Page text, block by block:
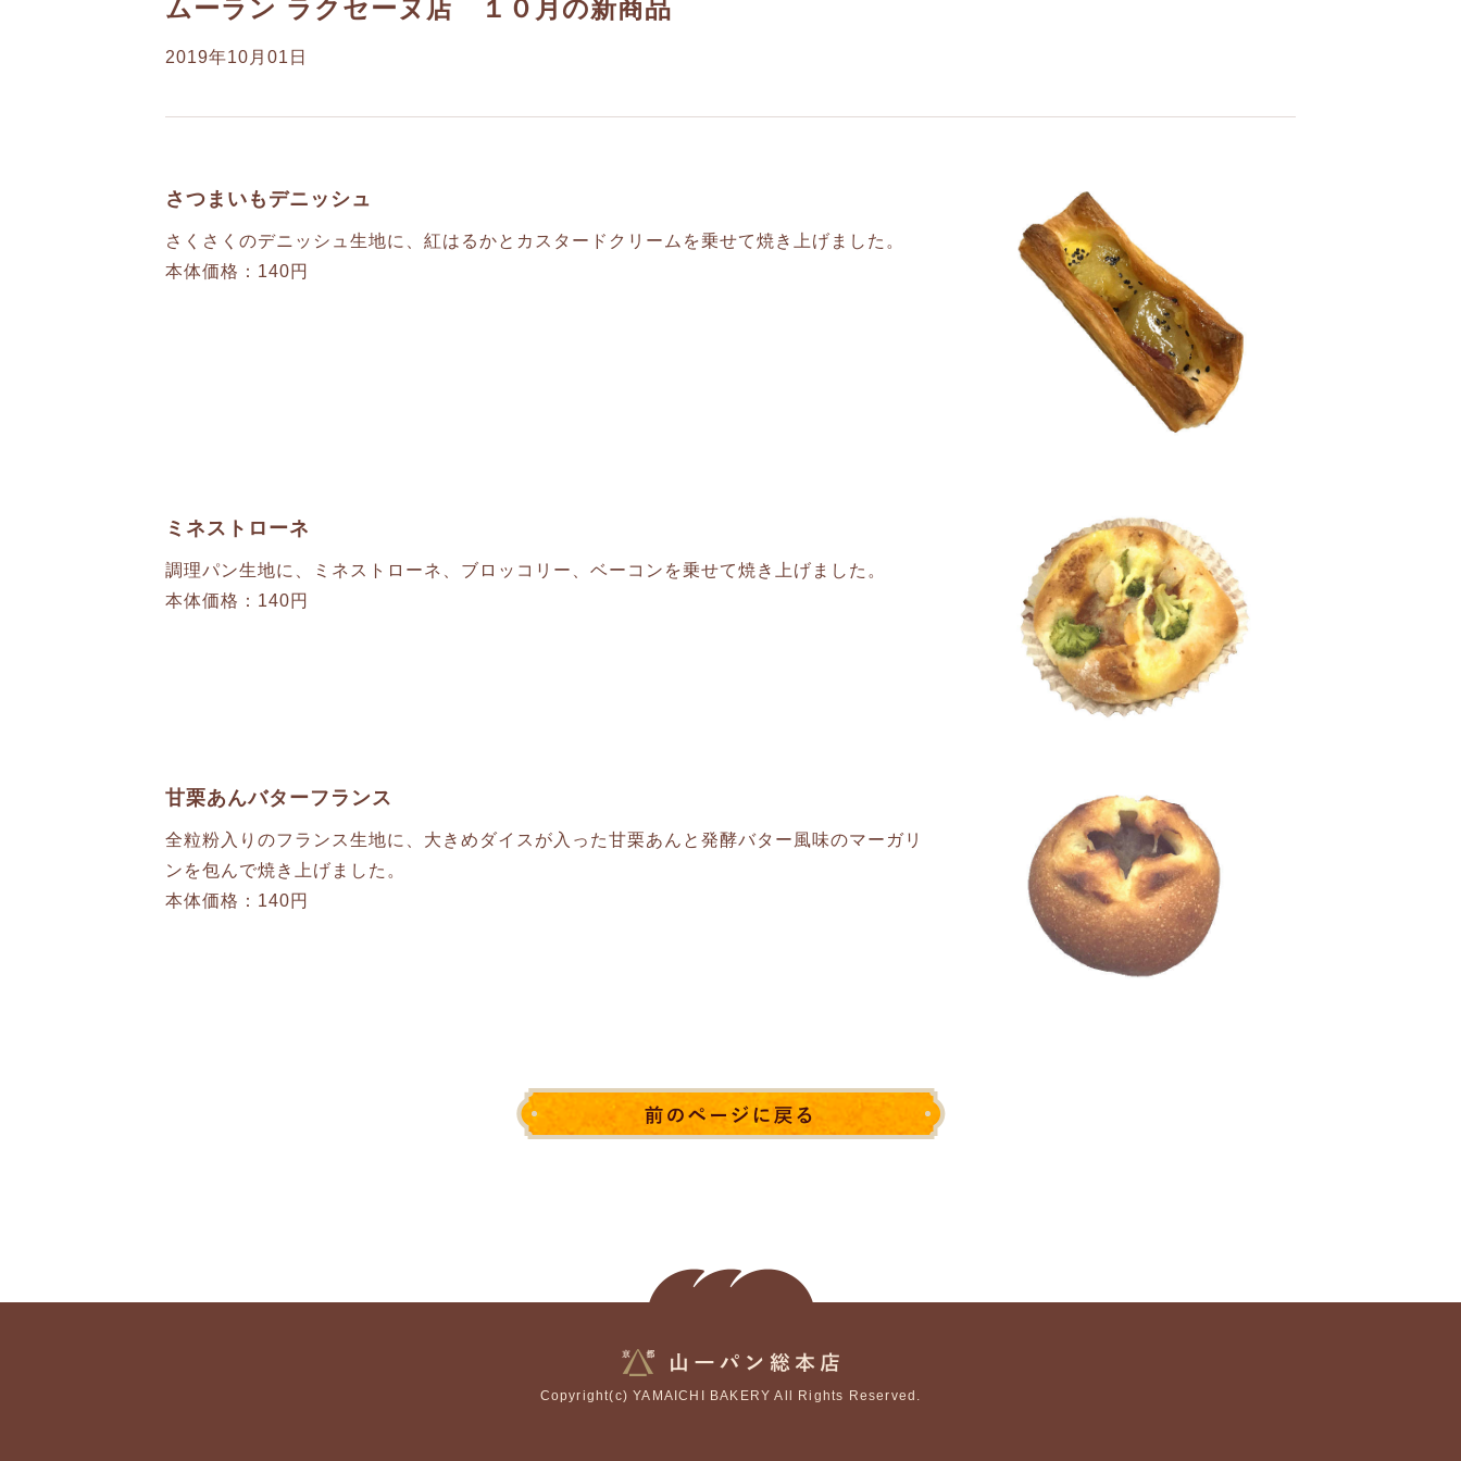
ムーラン ラクセーヌ店 １０月の新商品
2019年10月01日
さつまいもデニッシュ
さくさくのデニッシュ生地に、紅はるかとカスタードクリームを乗せて焼き上げました。
本体価格：140円
ミネストローネ
調理パン生地に、ミネストローネ、ブロッコリー、ベーコンを乗せて焼き上げました。
本体価格：140円
甘栗あんバターフランス
全粒粉入りのフランス生地に、大きめダイスが入った甘栗あんと発酵バター風味のマーガリ
ンを包んで焼き上げました。
本体価格：140円
Copyright(c) YAMAICHI BAKERY All Rights Reserved.